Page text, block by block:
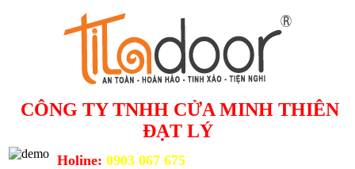
CÔNG TY TNHH CỬA MINH THIÊN
ĐẠT LÝ
Holine: 0903 067 675